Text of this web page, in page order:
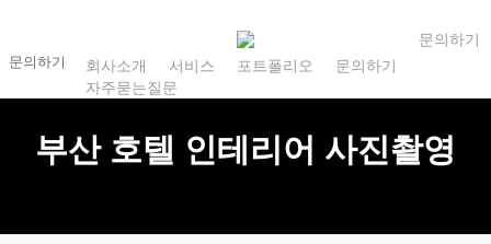
main
문의하기
문의하기 회사소개 서비스 포트폴리오
문의하기
자주묻는질문
부산 호텔 인테리어 사진촬영